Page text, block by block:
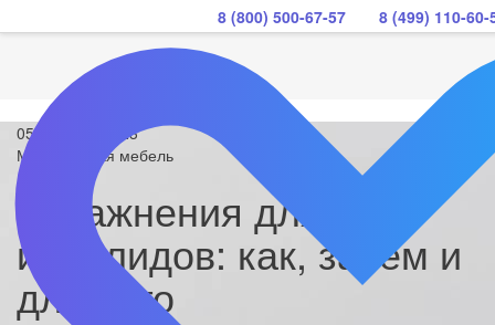
8 (800) 500-67-57 8 (499) 110-60-
05 декабря 2023
Медицинская мебель
Упражнения для
инвалидов: как, зачем и
для чего